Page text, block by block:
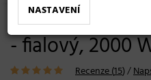
Fén na vlasy
- fialový, 2000
Recenze (15)/
NASTAVENÍ